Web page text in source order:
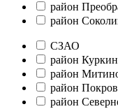
район
район
СЗАО
район
район
район
район